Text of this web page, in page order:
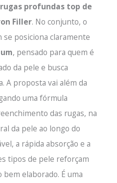
profundas top de
Filler. No conjunto, o
se posiciona claramente
, pensado para quem é
da pele e busca
A proposta vai além da
uma fórmula
das rugas, na
da pele ao longo do
a rápida absorção e a
tipos de pele reforçam
elaborado. É uma